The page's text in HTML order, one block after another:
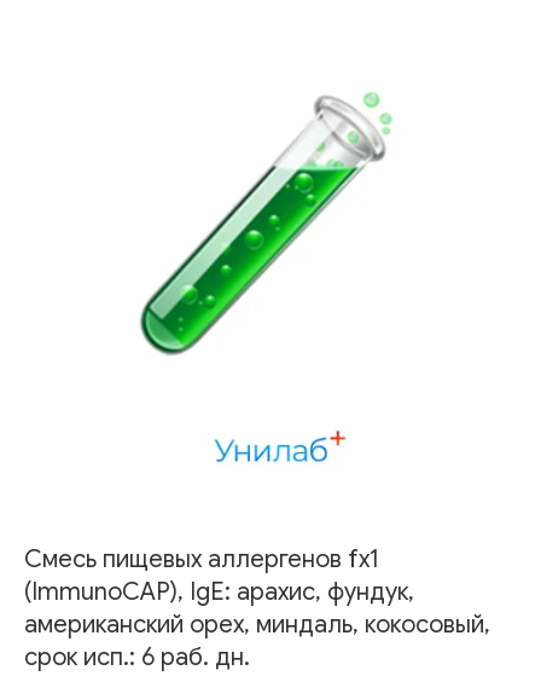
Смесь пищевых аллергенов fx1
(ImmunoCAP), IgE: арахис, фундук,
американский орех, миндаль, кокосовый,
срок исп.: 6 раб. дн.